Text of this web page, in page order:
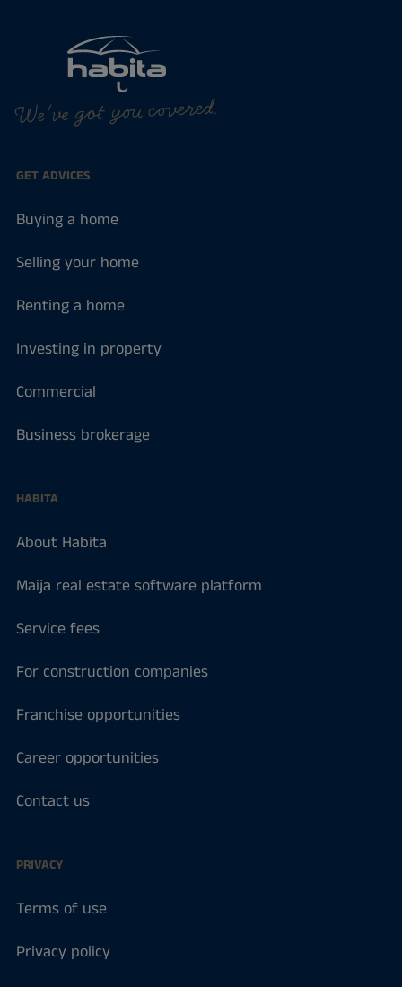
We've got you covered.
GET ADVICES
Buying a home
Selling your home
Renting a home
Investing in property
Commercial
Business brokerage
HABITA
About Habita
Maija real estate software platform
Service fees
For construction companies
Franchise opportunities
Career opportunities
Contact us
PRIVACY
Terms of use
Privacy policy